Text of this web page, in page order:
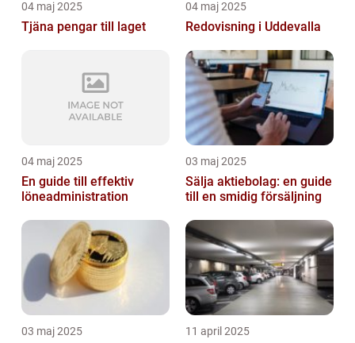
04 maj 2025
Tjäna pengar till laget
04 maj 2025
Redovisning i Uddevalla
04 maj 2025
En guide till effektiv
löneadministration
03 maj 2025
Sälja aktiebolag: en guide
till en smidig försäljning
03 maj 2025 11 april 2025